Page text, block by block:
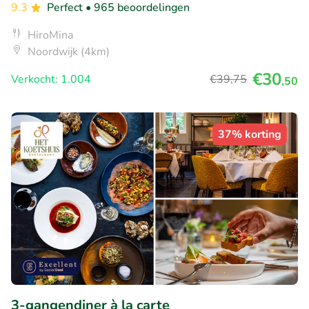
9.3 Perfect • 965 beoordelingen
HiroMina
Noordwijk (4km)
Verkocht: 1.004
€39,75 €30,50
37% korting
3-gangendiner à la carte